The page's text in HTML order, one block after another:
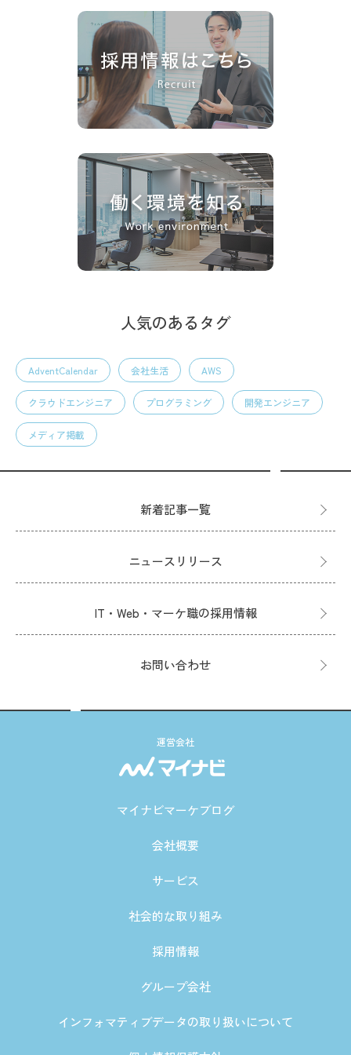
人気のあるタグ
AdventCalendar 会社生活 AWS
クラウドエンジニア プログラミング 開発エンジニア
メディア掲載
新着記事一覧
ニュースリリース
IT・Web・マーケ職の採用情報
お問い合わせ
運営会社
マイナビマーケブログ
会社概要
サービス
社会的な取り組み
採用情報
グループ会社
インフォマティブデータの取り扱いについて